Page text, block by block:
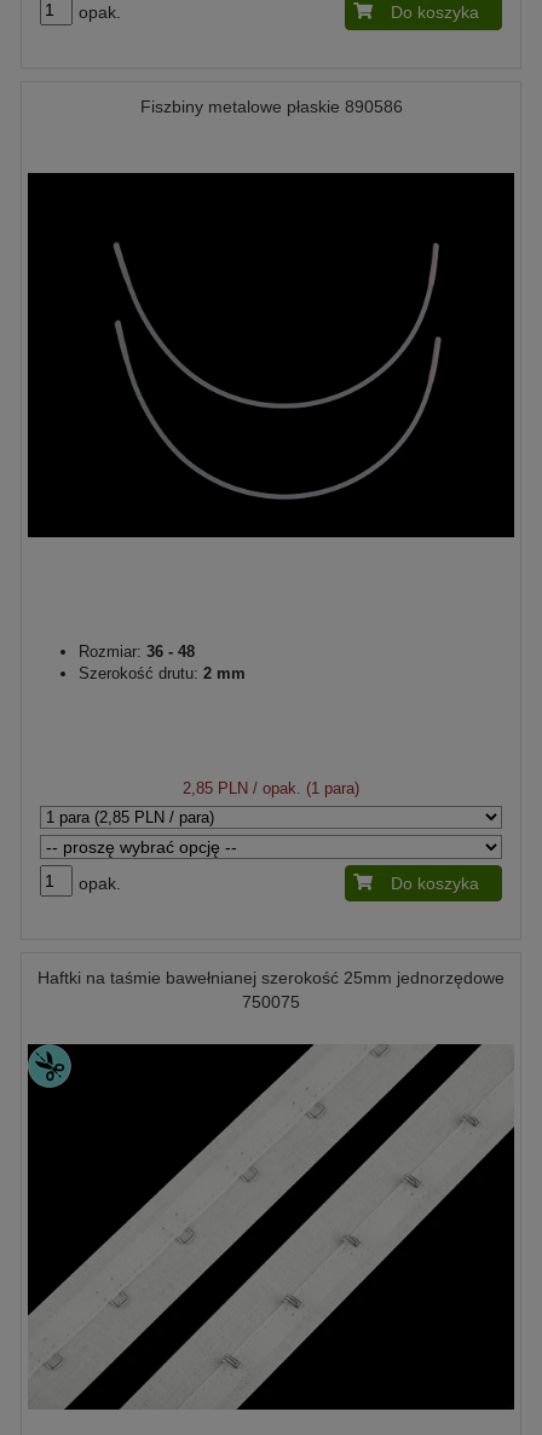
opak. Do koszyka
Fiszbiny metalowe płaskie 890586
Rozmiar: 36 - 48
Szerokość drutu: 2 mm
2,85 PLN / opak. (1 para)
opak. Do koszyka
Haftki na taśmie bawełnianej szerokość 25mm jednorzędowe
750075